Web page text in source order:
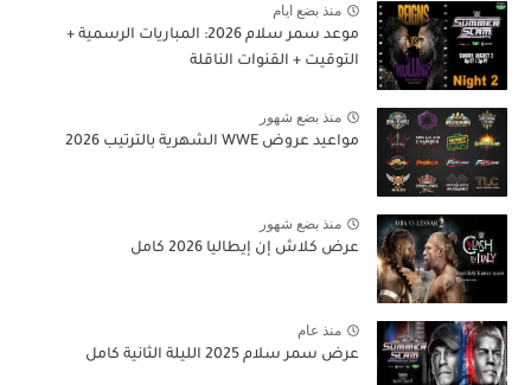
منذ بضع ايام
موعد سمر سلام 2026: المباريات الرسمية +
التوقيت + القنوات الناقلة
منذ بضع شهور
مواعيد عروض WWE الشهرية بالترتيب 2026
منذ بضع شهور
عرض كلاش إن إيطاليا 2026 كامل
منذ عام
عرض سمر سلام 2025 الليلة الثانية كامل